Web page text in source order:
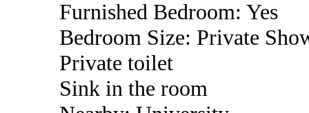
Furnished Bedroom: Yes
Bedroom Size: Private
Private toilet
Sink in the room